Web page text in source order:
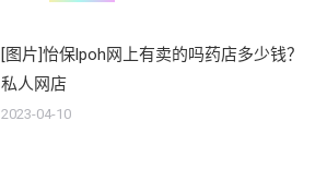
[图片]怡保lpoh网上有卖的吗药店多少钱？
私人网店
2023-04-10